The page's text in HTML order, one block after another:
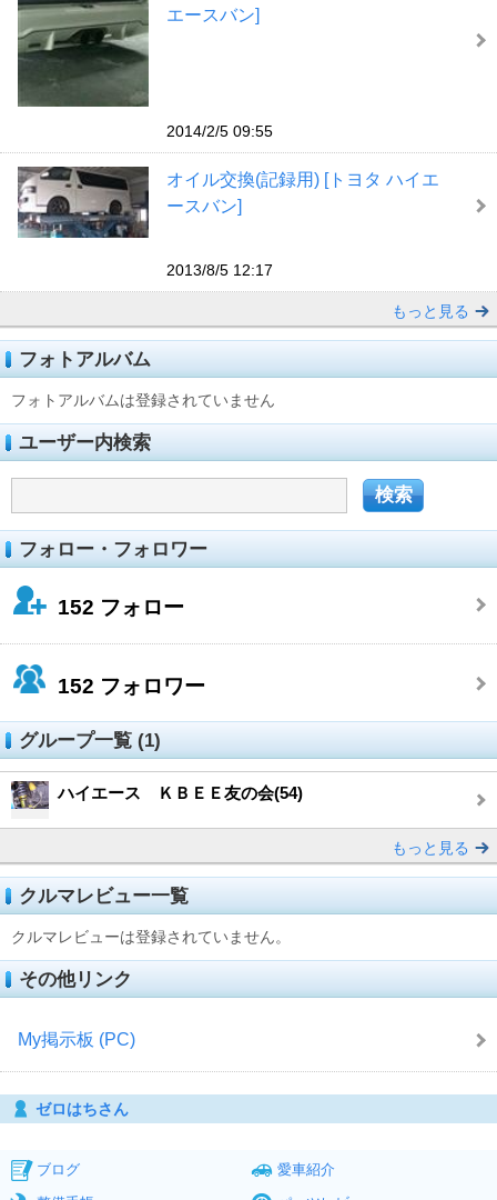
エースバン]
2014/2/5 09:55
オイル交換(記録用) [トヨタ ハイエ
ースバン]
2013/8/5 12:17
もっと見る
フォトアルバム
フォトアルバムは登録されていません
ユーザー内検索
フォロー・フォロワー
152 フォロー
152 フォロワー
グループ一覧 (1)
ハイエース ＫＢＥＥ友の会(54)
もっと見る
クルマレビュー一覧
クルマレビューは登録されていません。
その他リンク
My掲示板 (PC)
ゼロはちさん
ブログ
愛車紹介